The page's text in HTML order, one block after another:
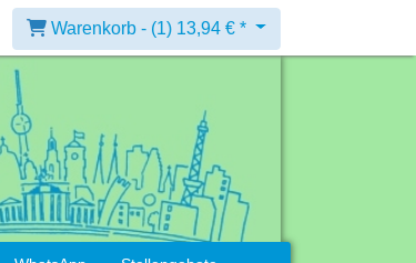
Warenkorb - (1) 13,94 € *